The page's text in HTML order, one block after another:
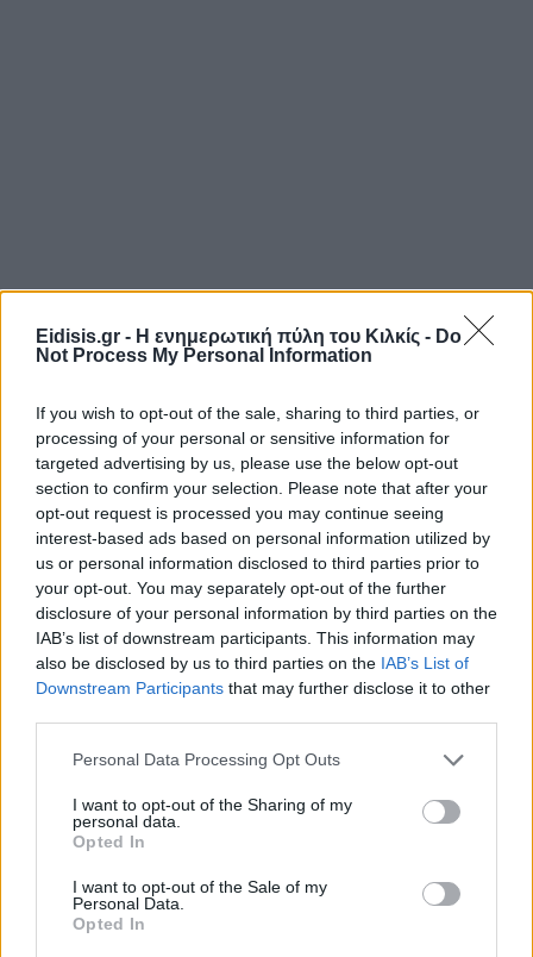
Eidisis.gr - Η ενημερωτική πύλη του Κιλκίς - Do
Not Process My Personal Information
If you wish to opt-out of the sale, sharing to third parties, or
processing of your personal or sensitive information for
targeted advertising by us, please use the below opt-out
section to confirm your selection. Please note that after your
opt-out request is processed you may continue seeing
interest-based ads based on personal information utilized by
us or personal information disclosed to third parties prior to
your opt-out. You may separately opt-out of the further
disclosure of your personal information by third parties on the
IAB’s list of downstream participants. This information may
also be disclosed by us to third parties on the IAB’s List of
Downstream Participants that may further disclose it to other
Personal Data Processing Opt Outs
I want to opt-out of the Sharing of my
personal data.
Opted In
I want to opt-out of the Sale of my
Personal Data.
Opted In